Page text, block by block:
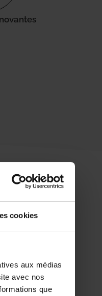
cookies
aux médias
avec nos
que